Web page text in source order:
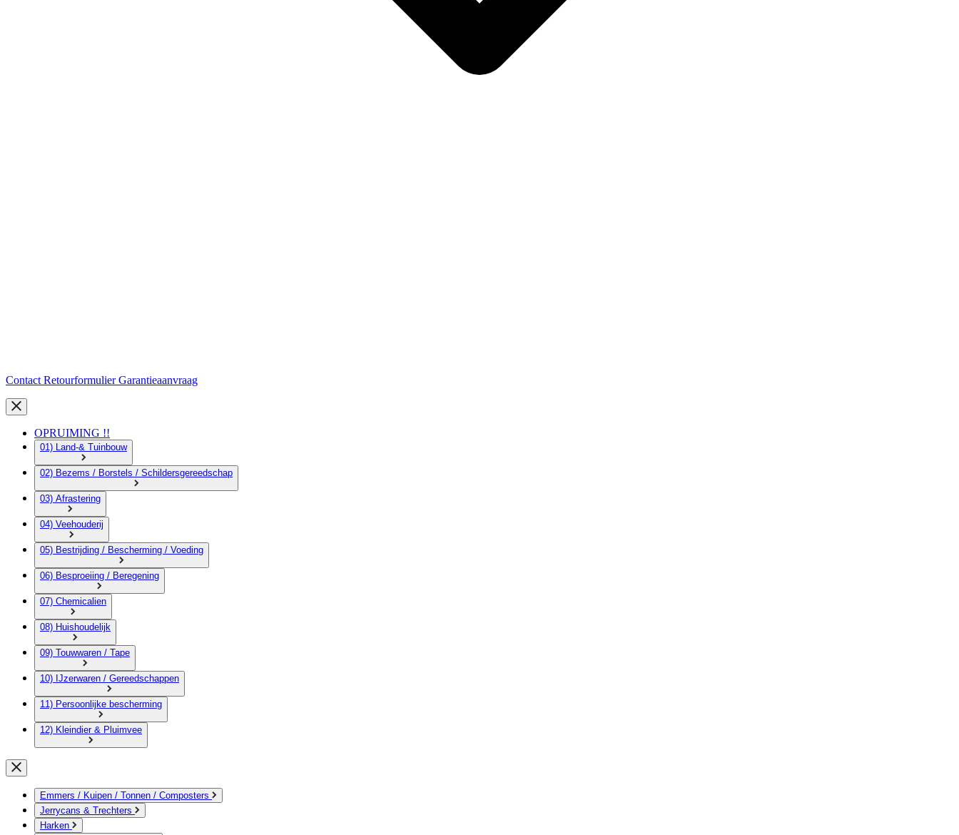
Contact RetourformulierGarantieaanvraag
OPRUIMING !!
01) Land-& Tuinbouw
02) Bezems / Borstels / Schildersgereedschap
03) Afrastering
04) Veehouderij
05) Bestrijding / Bescherming / Voeding
06) Besproeiing / Beregening
07) Chemicalien
08) Huishoudelijk
09) Touwwaren / Tape
10) IJzerwaren / Gereedschappen
11) Persoonlijke bescherming
12) Kleindier & Pluimvee
Emmers / Kuipen / Tonnen / Composters
Jerrycans & Trechters
Harken